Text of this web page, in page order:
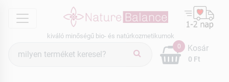
menu
kiváló minőségű bio- és natúrkozmetikumok
keresés
0
0 Ft
Kosár